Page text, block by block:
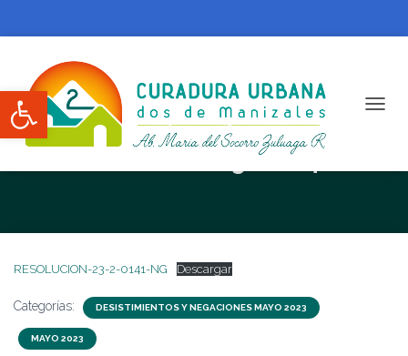
Abrir barra de herramientas
RESOLUCION N. 23-2-0141-NG
RESOLUCION-23-2-0141-NG Descargar
Categorías: DESISTIMIENTOS Y NEGACIONES MAYO 2023
MAYO 2023